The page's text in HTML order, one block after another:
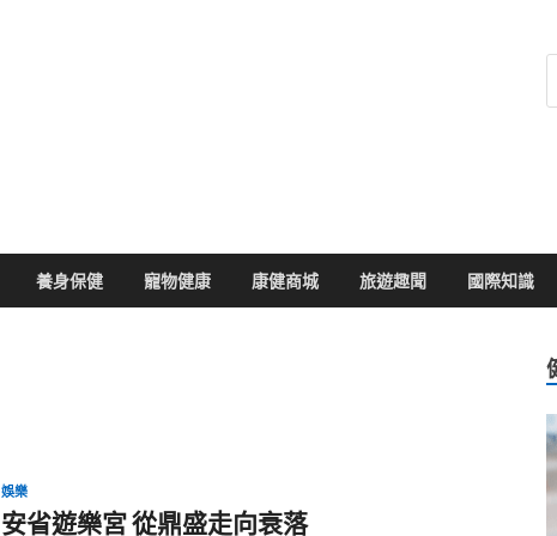
養身保健 寵物健康 康健商城 旅遊趣聞 國際知識
娛樂
安省遊樂宮 從鼎盛走向衰落